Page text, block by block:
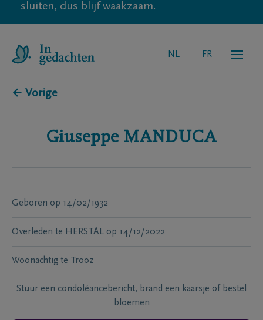
sluiten, dus blijf waakzaam.
NL FR
← Vorige
Giuseppe MANDUCA
Geboren op 14/02/1932
Overleden te HERSTAL op 14/12/2022
Woonachtig te Trooz
Stuur een condoléancebericht, brand een kaarsje of bestel
bloemen